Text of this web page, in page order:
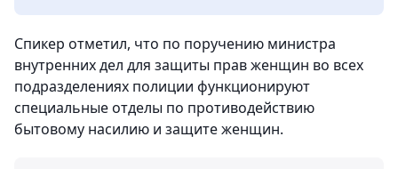
Спикер отметил, что по поручению министра
внутренних дел для защиты прав женщин во всех
подразделениях полиции функционируют
специальные отделы по противодействию
бытовому насилию и защите женщин.